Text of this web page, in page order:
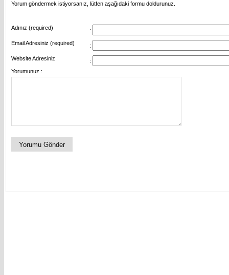
Yorum göndermek istiyorsanız, lütfen aşağıdaki formu doldurunuz.
Adınız (required) :
Email Adresiniz (required) :
Website Adresiniz
:
Yorumunuz :